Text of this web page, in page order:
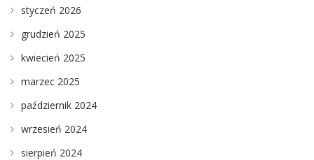
styczeń 2026
grudzień 2025
kwiecień 2025
marzec 2025
październik 2024
wrzesień 2024
sierpień 2024